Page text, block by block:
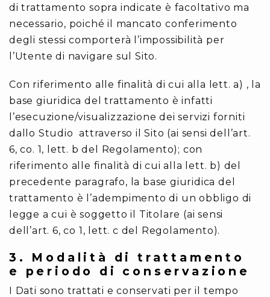
di trattamento sopra indicate è facoltativo ma
necessario, poiché il mancato conferimento
degli stessi comporterà l’impossibilità per
l’Utente di navigare sul Sito.
Con riferimento alle finalità di cui alla lett. a) , la
base giuridica del trattamento è infatti
l’esecuzione/visualizzazione dei servizi forniti
dallo Studio attraverso il Sito (ai sensi dell’art.
6, co. 1, lett. b del Regolamento); con
riferimento alle finalità di cui alla lett. b) del
precedente paragrafo, la base giuridica del
trattamento è l’adempimento di un obbligo di
legge a cui è soggetto il Titolare (ai sensi
dell’art. 6, co 1, lett. c del Regolamento).
3. Modalità di trattamento
e periodo di conservazione
I Dati sono trattati e conservati per il tempo